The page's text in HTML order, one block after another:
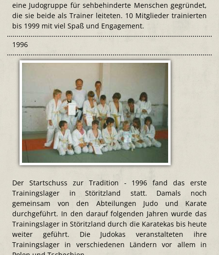
eine Judogruppe für sehbehinderte Menschen gegründet,
die sie beide als Trainer leiteten. 10 Mitglieder trainierten
bis 1999 mit viel Spaß und Engagement.
1996
Der Startschuss zur Tradition - 1996 fand das erste
Trainingslager in Störitzland statt. Damals noch
gemeinsam von den Abteilungen Judo und Karate
durchgeführt. In den darauf folgenden Jahren wurde das
Trainingslager in Störitzland durch die Karatekas bis heute
weiter geführt. Die Judokas veranstalteten ihre
Trainingslager in verschiedenen Ländern vor allem in